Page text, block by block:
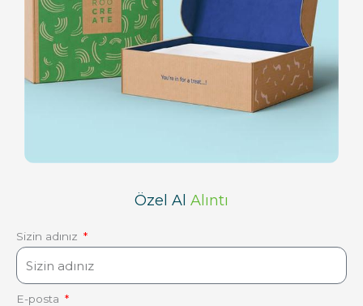
Özel Al Alıntı
Sizin adınız
E-posta